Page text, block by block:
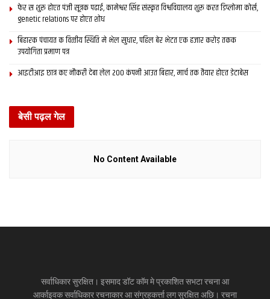
फेर स शुरू होएत पंजी सूत्रक पढाई, कामेश्वर सिंह संस्कृत विश्वविद्यालय शुरू करत डिप्लोमा कोर्स,
genetic relations पर होएत शोध
बिहारक पंचायत क वित्‍तीय स्थिति मे भेल सुधार, पहिल बेर भेटत एक हजार करोड़ तकक
उपयोगिता प्रमाण पत्र
आइटीआइ छात्र कए नौकरी देबा लेल 200 कंपनी आउत बिहार, मार्च तक तैयार होएत डेटाबेस
बेसी पढ़ल गेल
No Content Available
सर्वाधिकार सुरक्षित। इसमाद डॉट कॉम मे प्रकाशित सभटा रचना आ
आर्काइवक सर्वाधिकार रचनाकार आ संग्रहकर्त्ता लग सुरक्षित अछि। रचना